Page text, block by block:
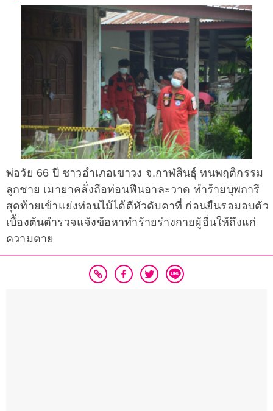
พ่อวัย 66 ปี ชาวอำเภอเขาวง จ.กาฬสินธุ์ ทนพฤติกรรม
ลูกชาย เมายาคลั่งถือท่อนฟืนอาละวาด ทำร้ายบุพการี
สุดท้ายเข้าแย่งท่อนไม้ได้ตีหัวดับคาที่ ก่อนยืนรอมอบตัว
เบื้องต้นตำรวจแจ้งข้อหาทำร้ายร่างกายผู้อื่นให้ถึงแก่
ความตาย